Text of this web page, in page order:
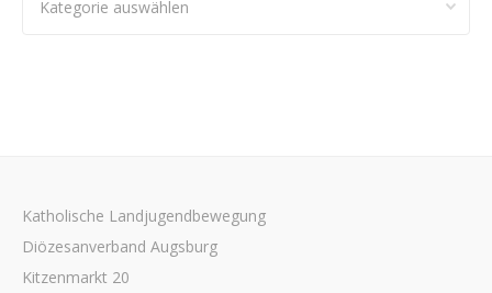
Katholische Landjugendbewegung
Diözesanverband Augsburg
Kitzenmarkt 20